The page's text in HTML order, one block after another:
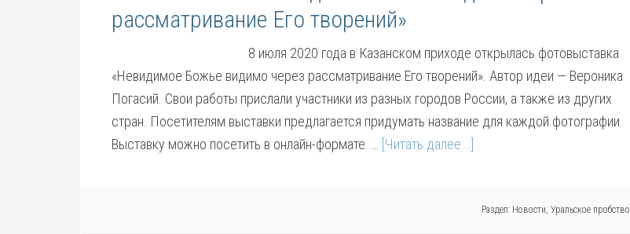
рассматривание Его творений»
8 июля 2020 года в Казанском приходе открылась фотовыставка
«Невидимое Божье видимо через рассматривание Его творений». Автор идеи — Вероника
Погасий. Свои работы прислали участники из разных городов России, а также из других
стран. Посетителям выставки предлагается придумать название для каждой фотографии.
Выставку можно посетить в онлайн-формате. …
[Читать далее...]
Раздел: Новости, Уральское пробство